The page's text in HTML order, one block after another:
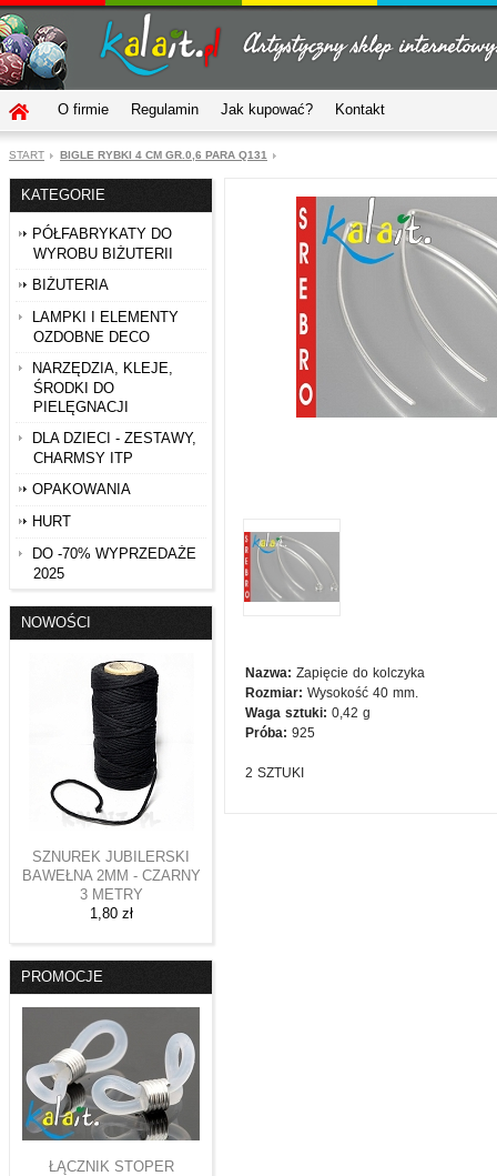
O firmie Regulamin Jak kupować? Kontakt
START BIGLE RYBKI 4 CM GR.0,6 PARA Q131
KATEGORIE
PÓŁFABRYKATY DO
WYROBU BIŻUTERII
BIŻUTERIA
LAMPKI I ELEMENTY
OZDOBNE DECO
NARZĘDZIA, KLEJE,
ŚRODKI DO
PIELĘGNACJI
DLA DZIECI - ZESTAWY,
CHARMSY ITP
OPAKOWANIA
HURT
DO -70% WYPRZEDAŻE
2025
NOWOŚCI
SZNUREK JUBILERSKI
BAWEŁNA 2MM - CZARNY
3 METRY
1,80 zł
PROMOCJE
ŁĄCZNIK STOPER
Nazwa: Zapięcie do kolczyka
Rozmiar: Wysokość 40 mm.
Waga sztuki: 0,42 g
Próba: 925
2 SZTUKI